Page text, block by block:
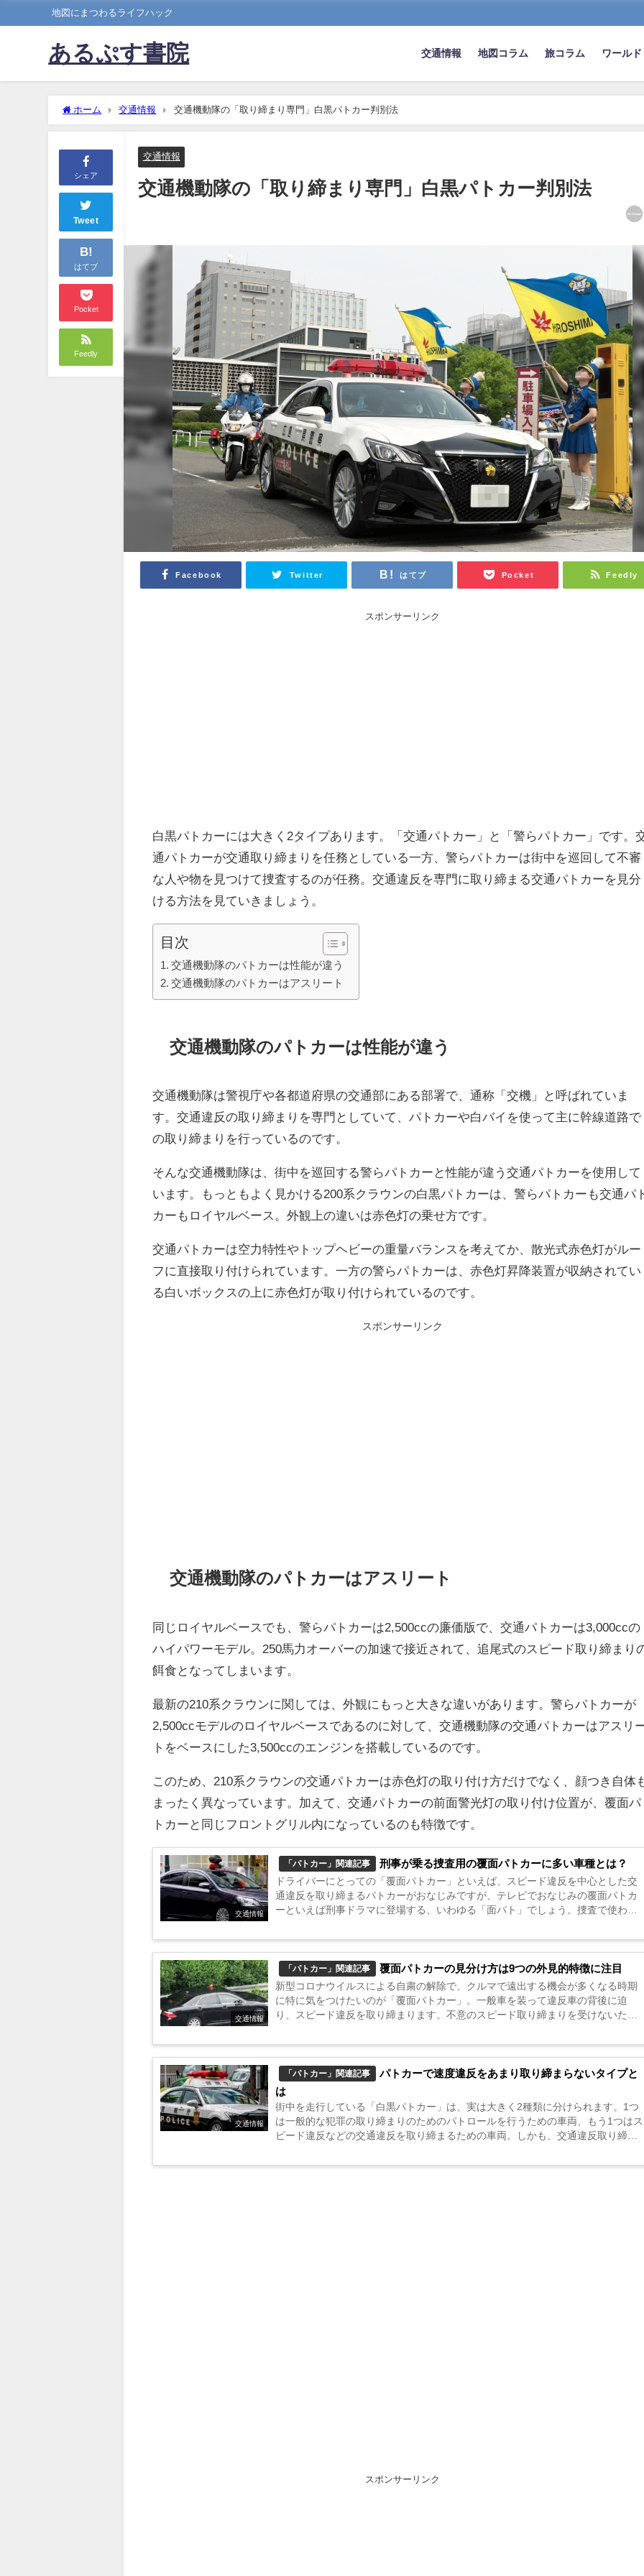
地図にまつわるライフハック
あるぷす書院 交通情報 地図コラム 旅コラム ワールド
ホーム 交通情報 交通機動隊の「取り締まり専門」白黒パトカー判別法
シェア
Tweet
B!
はてブ
Pocket
Feedly
交通情報
交通機動隊の「取り締まり専門」白黒パトカー判別法
Facebook Twitter はてブ Pocket Feedly
スポンサーリンク
白黒パトカーには大きく2タイプあります。「交通パトカー」と「警らパトカー」です。
通パトカーが交通取り締まりを任務としている一方、警らパトカーは街中を巡回して不審
な人や物を見つけて捜査するのが任務。交通違反を専門に取り締まる交通パトカーを見分
ける方法を見ていきましょう。
目次
交通機動隊のパトカーは性能が違う
交通機動隊のパトカーはアスリート
交通機動隊のパトカーは性能が違う
交通機動隊は警視庁や各都道府県の交通部にある部署で、通称「交機」と呼ばれていま
す。交通違反の取り締まりを専門としていて、パトカーや白バイを使って主に幹線道路で
の取り締まりを行っているのです。
そんな交通機動隊は、街中を巡回する警らパトカーと性能が違う交通パトカーを使用して
います。もっともよく見かける200系クラウンの白黒パトカーは、警らパトカーも交通パ
カーもロイヤルベース。外観上の違いは赤色灯の乗せ方です。
交通パトカーは空力特性やトップヘビーの重量バランスを考えてか、散光式赤色灯がルー
フに直接取り付けられています。一方の警らパトカーは、赤色灯昇降装置が収納されてい
る白いボックスの上に赤色灯が取り付けられているのです。
スポンサーリンク
交通機動隊のパトカーはアスリート
同じロイヤルベースでも、警らパトカーは2,500ccの廉価版で、交通パトカーは3,000ccの
ハイパワーモデル。250馬力オーバーの加速で接近されて、追尾式のスピード取り締まり
餌食となってしまいます。
最新の210系クラウンに関しては、外観にもっと大きな違いがあります。警らパトカーが
2,500ccモデルのロイヤルベースであるのに対して、交通機動隊の交通パトカーはアスリ
トをベースにした3,500ccのエンジンを搭載しているのです。
このため、210系クラウンの交通パトカーは赤色灯の取り付け方だけでなく、顔つき自体
まったく異なっています。加えて、交通パトカーの前面警光灯の取り付け位置が、覆面パ
トカーと同じフロントグリル内になっているのも特徴です。
交通情報
「パトカー」関連記事 刑事が乗る捜査用の覆面パトカーに多い車種とは？
ドライバーにとっての「覆面パトカー」といえば、スピード違反を中心とした交
通違反を取り締まるパトカーがおなじみですが、テレビでおなじみの覆面パトカ
ーといえば刑事ドラマに登場する、いわゆる「面パト」でしょう。捜査で使われ
使う覆面パ...
交通情報
「パトカー」関連記事 覆面パトカーの見分け方は9つの外見的特徴に注目
新型コロナウイルスによる自粛の解除で、クルマで遠出する機会が多くなる時期
に特に気をつけたいのが「覆面パトカー」。一般車を装って違反車の背後に迫
り、スピード違反を取り締まります。不意のスピード取り締まりを受けないため
見分け方にナ...
交通情報
「パトカー」関連記事
パトカーで速度違反をあまり取り締まらないタイプと
は
街中を走行している「白黒パトカー」は、実は大きく2種類に分けられます。1つ
は一般的な犯罪の取り締まりのためのパトロールを行うための車両、もう1つはス
ピード違反などの交通違反を取り締まるための車両。しかも、交通違反取り締ま
を超え...
スポンサーリンク